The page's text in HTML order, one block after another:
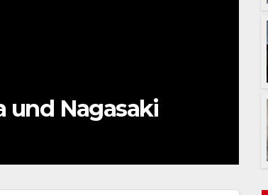
und Nagasaki